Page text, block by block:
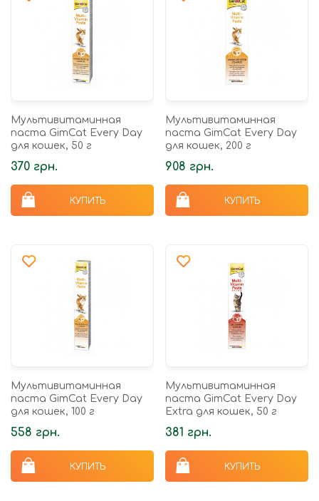
Мультивитаминная
паста GimCat Every Day
для кошек, 50 г
370 грн.
КУПИТЬ
Мультивитаминная
паста GimCat Every Day
для кошек, 200 г
908 грн.
КУПИТЬ
Мультивитаминная
паста GimCat Every Day
для кошек, 100 г
558 грн.
КУПИТЬ
Мультивитаминная
паста GimCat Every Day
Extra для кошек, 50 г
381 грн.
КУПИТЬ